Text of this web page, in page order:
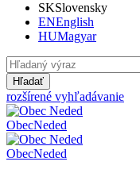
SKSlovensky
ENEnglish
HUMagyar
Hľadať
rozšírené vyhľadávanie
ObecNeded
ObecNeded